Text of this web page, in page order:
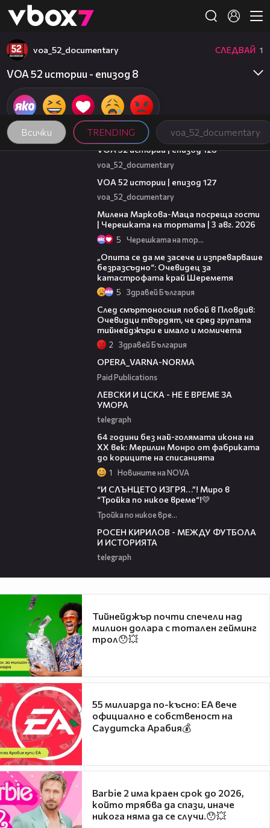
👾
Всички TRENDING voa_52_documentary
voa_52_documentary СЛЕДВАЙ 1
VOA 52 истории - епизод 8
21:59
VOA 52 истории | епизод 128
voa_52_documentary
VOA 52 истории | епизод 127
voa_52_documentary
Милена Маркова-Маца посреща гости
| Черешката на тортата | 3 авг. 2026
5 Черешката на тортата
„Опита се да ме засече и изпреварваше
безразсъдно“: Очевидец за
катастрофата край Шереметя
5 Здравей България
След смъртоносния побой в Пловдив:
Очевидци твърдят, че сред групата
тийнейджъри е имало и момичета
2 Здравей България
OPERA_VARNA-NORMA
Paid Publications
ЛЕВСКИ И ЦСКА - НЕ Е ВРЕМЕ ЗА
УМОРА
telegraph
64 години без най-голямата икона на
XX век: Мерилин Монро от фабриката
до кориците на списанията
1 Новините на NOVA
“И СЛЪНЦЕТО ИЗГРЯ…”! Миро в
“Тройка по никое време“!💛
Тройка по никое време
РОСЕН КИРИЛОВ - МЕЖДУ ФУТБОЛА
И ИСТОРИЯТА
telegraph
Тийнейджър почти спечели над
милион долара с тотален гейминг
трол😯💥
55 милиарда по-късно: EA вече
официално е собственост на
Саудитска Арабия💰
Barbie 2 има краен срок до 2026,
който трябва да спази, иначе
никога няма да се случи.😯💥